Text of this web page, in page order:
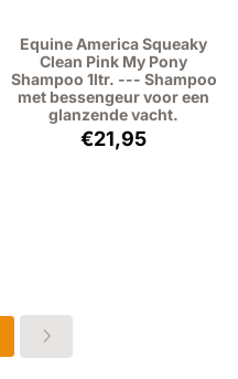
btw: 18,14
Equine America Squeaky
Clean Pink My Pony
Shampoo 1ltr. --- Shampoo
met bessengeur voor een
glanzende vacht.
Prijs: 21,95,
€21,95
btw: 18,14